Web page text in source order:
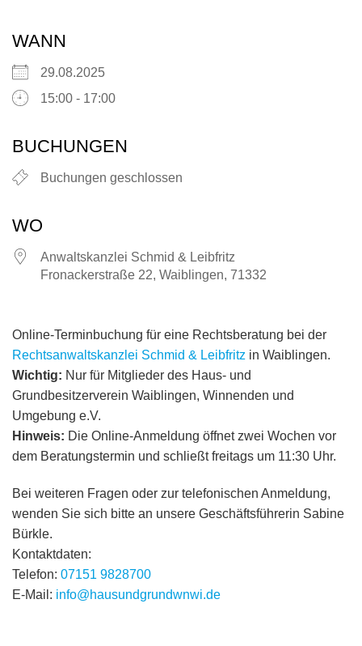
WANN
29.08.2025
15:00 - 17:00
BUCHUNGEN
Buchungen geschlossen
WO
Anwaltskanzlei Schmid & Leibfritz
Fronackerstraße 22, Waiblingen, 71332
Online-Terminbuchung für eine Rechtsberatung bei der
Rechtsanwaltskanzlei Schmid & Leibfritz in Waiblingen.
Wichtig: Nur für Mitglieder des Haus- und
Grundbesitzerverein Waiblingen, Winnenden und
Umgebung e.V.
Hinweis: Die Online-Anmeldung öffnet zwei Wochen vor
dem Beratungstermin und schließt freitags um 11:30 Uhr.
Bei weiteren Fragen oder zur telefonischen Anmeldung,
wenden Sie sich bitte an unsere Geschäftsführerin Sabine
Bürkle.
Kontaktdaten:
Telefon: 07151 9828700
E-Mail: info@hausundgrundwnwi.de